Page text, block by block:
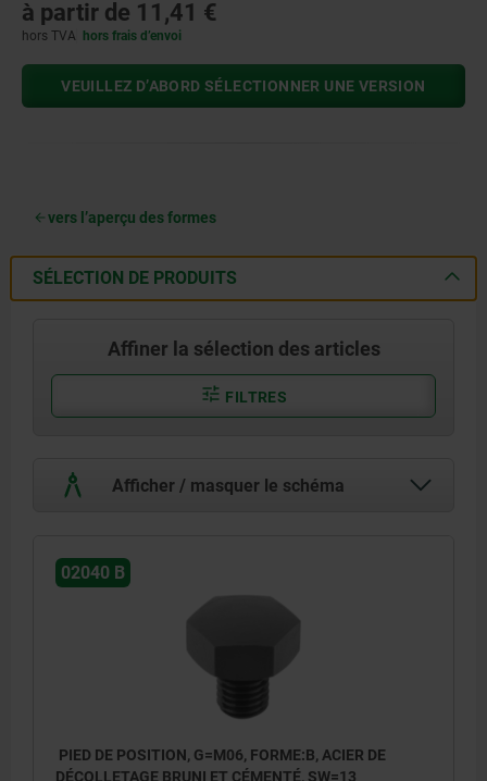
à partir de 11,41 €
hors TVA hors frais d’envoi
VEUILLEZ D’ABORD SÉLECTIONNER UNE VERSION
vers l’aperçu des formes
SÉLECTION DE PRODUITS
Affiner la sélection des articles
FILTRES
Afficher / masquer le schéma
02040 B
PIED DE POSITION, G=M06, FORME:B, ACIER DE
DÉCOLLETAGE BRUNI ET CÉMENTÉ, SW=13